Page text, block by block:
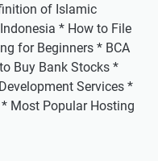
of Islamic
* How to File
for Beginners * BCA
Buy Bank Stocks *
Services *
Most Popular Hosting